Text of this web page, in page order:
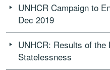
UNHCR Campaign to
Dec 2019
UNHCR: Results of the
Statelessness